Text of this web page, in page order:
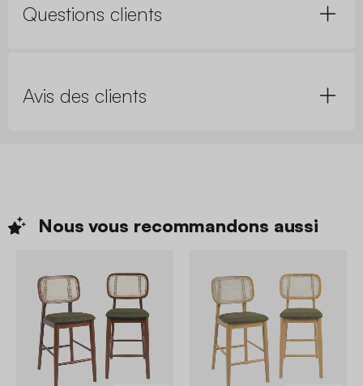
Questions clients
Avis des clients
Nous vous recommandons aussi